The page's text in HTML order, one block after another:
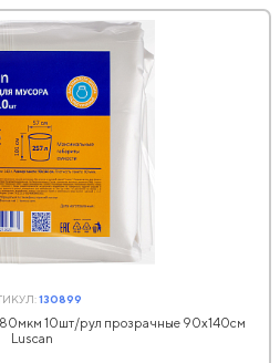
130899
10шт/рул прозрачные 90x140см
Luscan